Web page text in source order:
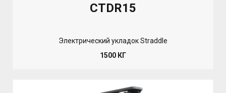
CTDR15
Электрический укладок Straddle
1500 КГ